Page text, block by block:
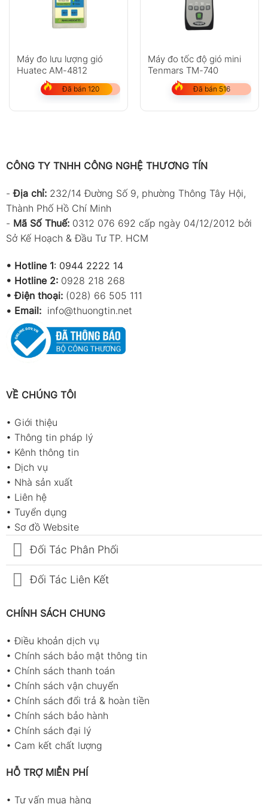
263 ~ 825 ; Độ phân giải 0.1 ;
Sai số ±1.5 mmHg
Thông số đo
TM-
411
(with
TM-
413
TM-
414
(Pressure)
(Humidity)
Nhiệt độ
(Temperature)
— ● ● ●
(Data logging
– 99 record)
Lưu lượng
(Flow)
● ●
Vận tốc gió
(Velocity)
●
Đo tốc độ gió tại cửa gió và ống dẫn
Đánh giá hiệu suất thông gió trong nhà
xưởng
trường
Phụ kiện sản phẩm
Hướng dẫn sử dụng
Pin 9V
Túi đựng thiết bị
Quy trình sử dụng Tenmars TM-411 và lưu
ý để đảm bảo độ chính xác
Thiết bị đo tốc độ gió đa năng Tenmars TM-411
phù hợp cho kỹ thuật viên HVAC, kiểm tra thông
gió hoặc môi trường làm việc. Máy hỗ trợ đo
Velocity (tốc độ gió)
khả năng
lưu trữ đến 99 kết quả đo
dùng dễ dàng theo dõi và so sánh dữ liệu trong
quá trình làm việc.
Để đảm bảo kết quả đo chính xác và ổn định khi sử
Máy đo lưu lượng gió
Huatec AM-4812
Đã bán 120
Máy đo tốc độ gió mini
Tenmars TM-740
Đã bán 516
CÔNG TY TNHH CÔNG NGHỆ THƯƠNG TÍN
-Địa chỉ: 232/14 Đường Số 9, phường Thông Tây Hội,
Thành Phố Hồ Chí Minh
- Mã Số Thuế: 0312 076 692 cấp ngày 04/12/2012 bởi
Sở Kế Hoạch & Đầu Tư TP. HCM
• Hotline 1: 0944 2222 14
• Hotline 2: 0928 218 268
• Điện thoại: (028) 66 505 111
• Email: info@thuongtin.net
VỀ CHÚNG TÔI
• Giới thiệu
• Thông tin pháp lý
• Kênh thông tin
• Dịch vụ
• Nhà sản xuất
• Liên hệ
• Tuyển dụng
• Sơ đồ Website
Đối Tác Phân Phối
Đối Tác Liên Kết
CHÍNH SÁCH CHUNG
•Điều khoản dịch vụ
• Chính sách bảo mật thông tin
• Chính sách thanh toán
• Chính sách vận chuyển
• Chính sách đổi trả & hoàn tiền
• Chính sách bảo hành
• Chính sách đại lý
• Cam kết chất lượng
HỖ TRỢ MIỄN PHÍ
• Tư vấn mua hàng